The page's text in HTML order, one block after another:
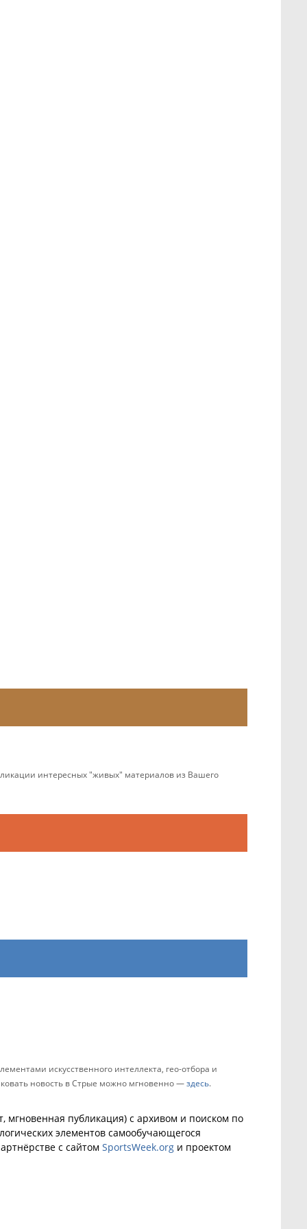
интересных "живых" материалов из Вашего
искусственного интеллекта, гео-отбора и
новость в Стрые можно мгновенно —здесь.
публикация) с архивом и поиском по
элементов самообучающегося
с сайтом SportsWeek.org и проектом